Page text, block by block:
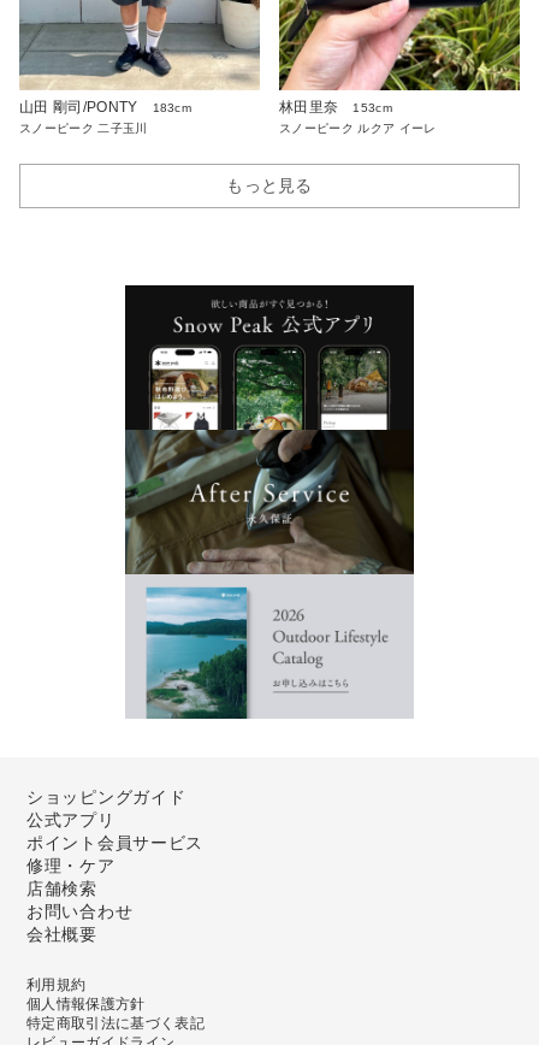
山田 剛司/PONTY
183cm
スノーピーク 二子玉川
林田里奈
153cm
スノーピーク ルクア イーレ
もっと見る
ショッピングガイド
公式アプリ
ポイント会員サービス
修理・ケア
店舗検索
お問い合わせ
会社概要
利用規約
個人情報保護方針
特定商取引法に基づく表記